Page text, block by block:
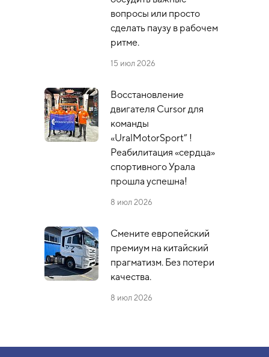
вопросы или просто
сделать паузу в рабочем
ритме.
15 июл 2026
Восстановление
двигателя Cursor для
команды
«UralMotorSport” !
Реабилитация «сердца»
спортивного Урала
прошла успешна!
8 июл 2026
Смените европейский
премиум на китайский
прагматизм. Без потери
качества.
8 июл 2026